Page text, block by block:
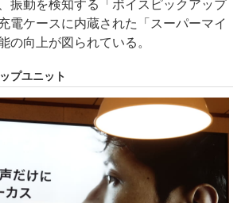
振動を検知する「ボイスピックアップ
電ケースに内蔵された「スーパーマイ
の向上が図られている。
プユニット